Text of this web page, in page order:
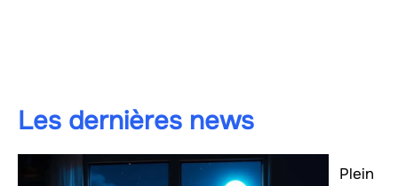
Les dernières news
Plein